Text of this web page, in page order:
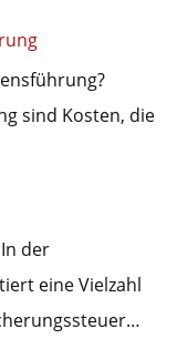
sind Kosten, die
der
eine Vielzahl